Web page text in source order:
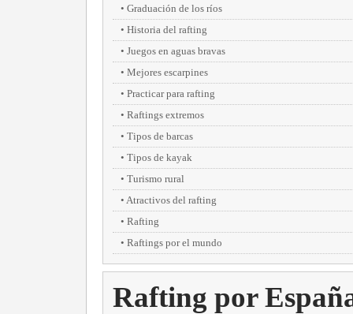
Graduación de los ríos
Historia del rafting
Juegos en aguas bravas
Mejores escarpines
Practicar para rafting
Raftings extremos
Tipos de barcas
Tipos de kayak
Turismo rural
Atractivos del rafting
Rafting
Raftings por el mundo
Rafting por